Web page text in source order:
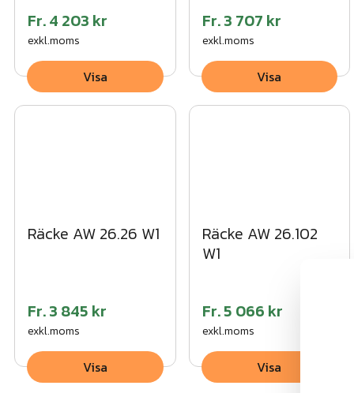
Fr.4 203 kr
exkl.moms
Visa
Fr.3 707 kr
exkl.moms
Visa
Räcke AW 26.26 W1
Fr.3 845 kr
exkl.moms
Visa
Räcke AW 26.102
W1
Fr.5 066 kr
exkl.moms
Visa